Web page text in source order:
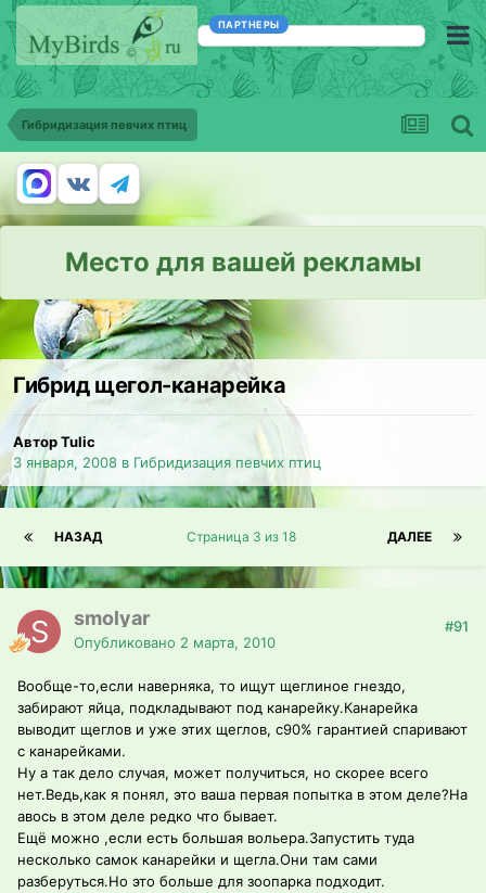
ПАРТНЕРЫ
Гибридизация певчих птиц
Место для вашей рекламы
Гибрид щегол-канарейка
Автор Tulic
3 января, 2008 в Гибридизация певчих птиц
НАЗАД ДАЛЕЕ
Страница 3 из 18
smolyar
Опубликовано 2 марта, 2010
#91
Вообще-то,если наверняка, то ищут щеглиное гнездо,
забирают яйца, подкладывают под канарейку.Канарейка
выводит щеглов и уже этих щеглов, с90% гарантией спаривают
с канарейками.
Ну а так дело случая, может получиться, но скорее всего
нет.Ведь,как я понял, это ваша первая попытка в этом деле?На
авось в этом деле редко что бывает.
Ещё можно ,если есть большая вольера.Запустить туда
несколько самок канарейки и щегла.Они там сами
разберуться.Но это больше для зоопарка подходит.